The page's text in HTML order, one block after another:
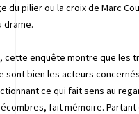
du pilier ou la croix de Marc
drame.
cette enquête montre que
sont bien les acteurs
ce qui fait sens au
fait mémoire.